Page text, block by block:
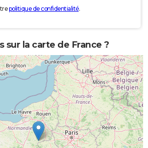
politique de confidentialité.
sur la carte de France ?